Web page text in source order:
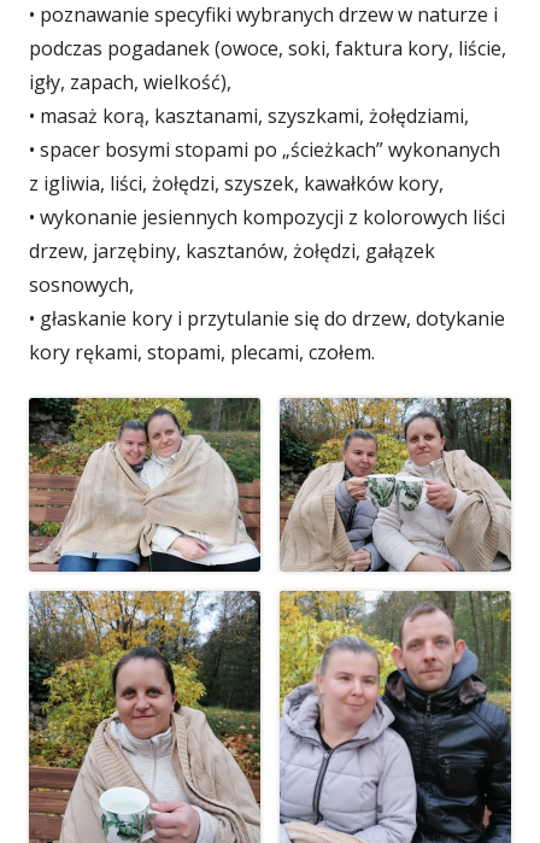
• poznawanie specyfiki wybranych drzew w naturze i
podczas pogadanek (owoce, soki, faktura kory, liście,
igły, zapach, wielkość),
• masaż korą, kasztanami, szyszkami, żołędziami,
• spacer bosymi stopami po „ścieżkach” wykonanych
z igliwia, liści, żołędzi, szyszek, kawałków kory,
• wykonanie jesiennych kompozycji z kolorowych liści
drzew, jarzębiny, kasztanów, żołędzi, gałązek
sosnowych,
• głaskanie kory i przytulanie się do drzew, dotykanie
kory rękami, stopami, plecami, czołem.